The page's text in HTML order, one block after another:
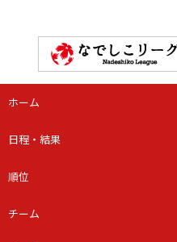
ホーム
日程・結果
順位
チーム